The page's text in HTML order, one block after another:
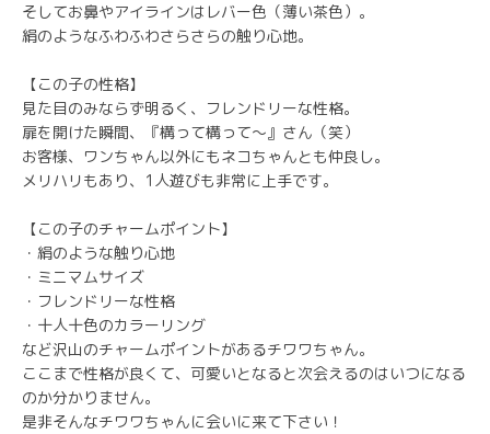
そしてお鼻やアイラインはレバー色（薄い茶色）。
絹のようなふわふわさらさらの触り心地。
【この子の性格】
見た目のみならず明るく、フレンドリーな性格。
扉を開けた瞬間、『構って構って〜』さん（笑）
お客様、ワンちゃん以外にもネコちゃんとも仲良し。
メリハリもあり、1人遊びも非常に上手です。
【この子のチャームポイント】
・絹のような触り心地
・ミニマムサイズ
・フレンドリーな性格
・十人十色のカラーリング
など沢山のチャームポイントがあるチワワちゃん。
ここまで性格が良くて、可愛いとなると次会えるのはいつになる
のか分かりません。
是非そんなチワワちゃんに会いに来て下さい！